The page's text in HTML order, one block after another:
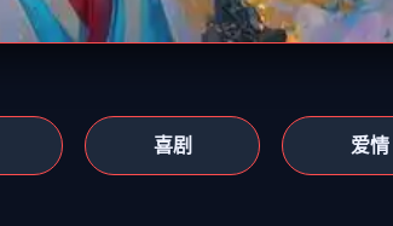
喜剧 爱情